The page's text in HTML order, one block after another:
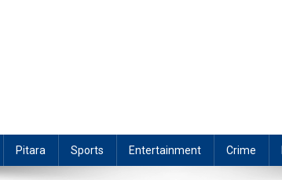
Pitara Sports Entertainment Crime